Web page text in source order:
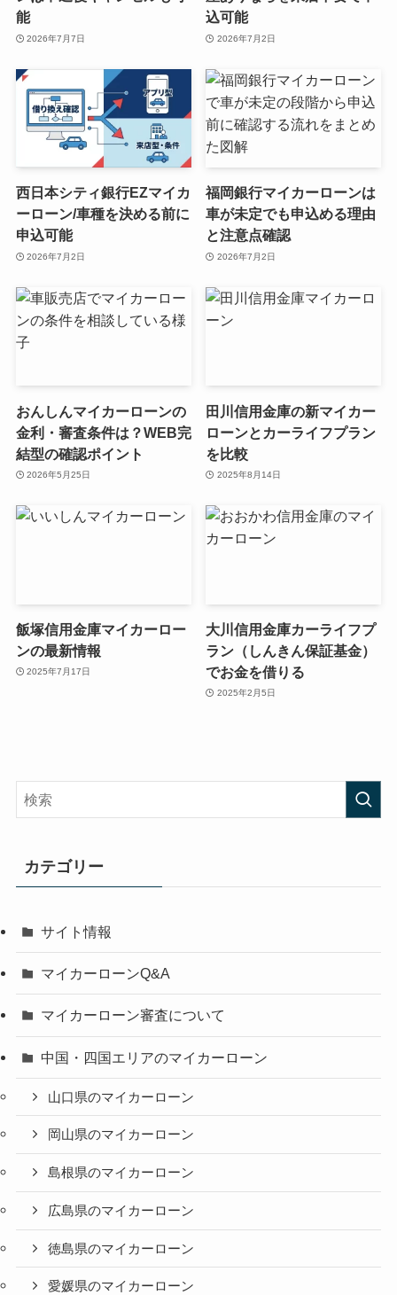
能
2026年7月7日
込可能
2026年7月2日
西日本シティ銀行EZマイカ
ーローン/車種を決める前に
申込可能
2026年7月2日
福岡銀行マイカーローンは
車が未定でも申込める理由
と注意点確認
2026年7月2日
おんしんマイカーローンの
金利・審査条件は？WEB完
結型の確認ポイント
2026年5月25日
田川信用金庫の新マイカー
ローンとカーライフプラン
を比較
2025年8月14日
飯塚信用金庫マイカーロー
ンの最新情報
2025年7月17日
大川信用金庫カーライフプ
ラン（しんきん保証基金）
でお金を借りる
2025年2月5日
カテゴリー
サイト情報
マイカーローンQ&A
マイカーローン審査について
中国・四国エリアのマイカーローン
山口県のマイカーローン
岡山県のマイカーローン
島根県のマイカーローン
広島県のマイカーローン
徳島県のマイカーローン
愛媛県のマイカーローン